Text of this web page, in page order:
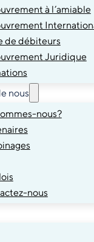
à l’amiable
de débiteurs
Juridique
nous
nous?
nous